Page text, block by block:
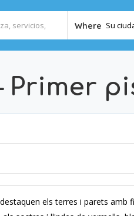
Where Su
Primer
els terres i parets amb